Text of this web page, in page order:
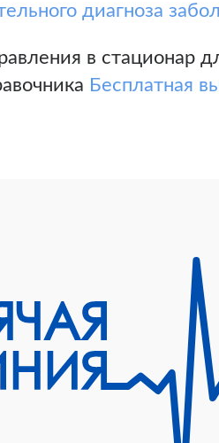
диагноза
в стационар
Бесплатная